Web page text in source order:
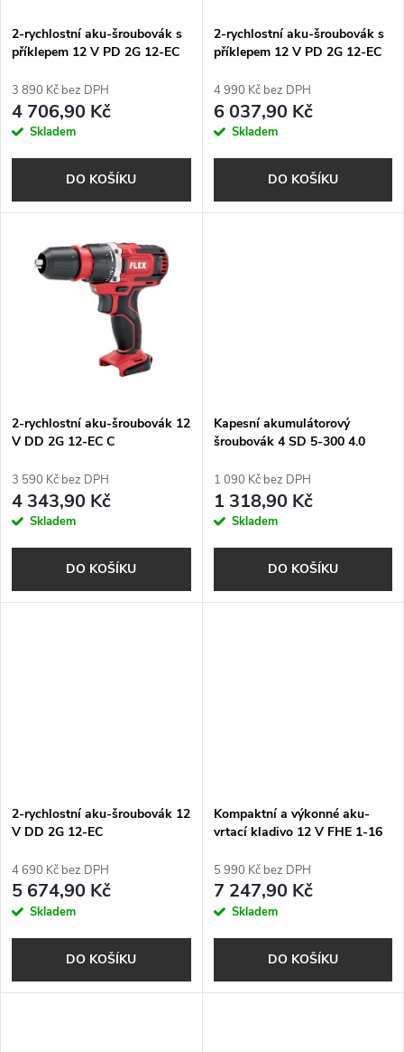
p
r
o
u
s
p
r
o
d
2-rychlostní aku-šroubovák s
příklepem 12 V PD 2G 12-EC
3 890 Kč bez DPH
4 706,90 Kč
Skladem
DO KOŠÍKU
2-rychlostní aku-šroubovák s
příklepem 12 V PD 2G 12-EC
4 990 Kč bez DPH
6 037,90 Kč
Skladem
DO KOŠÍKU
2-rychlostní aku-šroubovák 12
V DD 2G 12-EC C
3 590 Kč bez DPH
4 343,90 Kč
Skladem
DO KOŠÍKU
Kapesní akumulátorový
šroubovák 4 SD 5-300 4.0
1 090 Kč bez DPH
1 318,90 Kč
Skladem
DO KOŠÍKU
2-rychlostní aku-šroubovák 12
V DD 2G 12-EC
4 690 Kč bez DPH
5 674,90 Kč
Skladem
DO KOŠÍKU
Kompaktní a výkonné aku-
vrtací kladivo 12 V FHE 1-16
5 990 Kč bez DPH
7 247,90 Kč
Skladem
DO KOŠÍKU